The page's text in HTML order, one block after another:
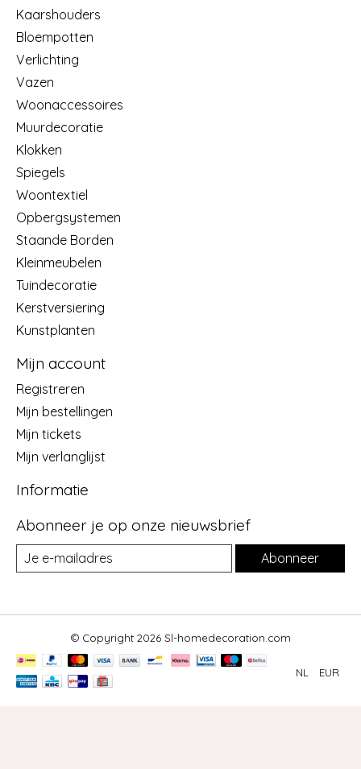
Kaarshouders
Bloempotten
Verlichting
Vazen
Woonaccessoires
Muurdecoratie
Klokken
Spiegels
Woontextiel
Opbergsystemen
Staande Borden
Kleinmeubelen
Tuindecoratie
Kerstversiering
Kunstplanten
Mijn account
Registreren
Mijn bestellingen
Mijn tickets
Mijn verlanglijst
Informatie
Abonneer je op onze nieuwsbrief
Abonneer
© Copyright 2026 Sl-homedecoration.com
NL EUR